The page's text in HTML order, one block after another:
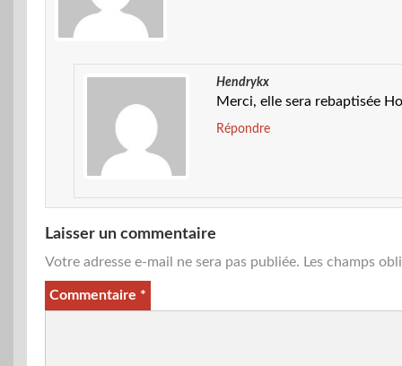
Hendrykx
Merci, elle sera rebaptisée
Répondre
Laisser un commentaire
Votre adresse e-mail ne sera pas publiée. Les champs
Commentaire *